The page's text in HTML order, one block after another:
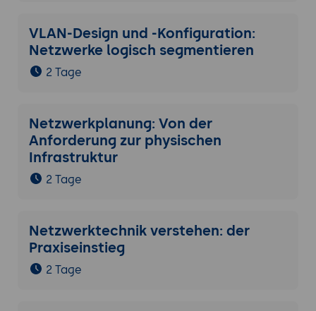
VLAN-Design und -Konfiguration:
Netzwerke logisch segmentieren
2 Tage
Netzwerkplanung: Von der
Anforderung zur physischen
Infrastruktur
2 Tage
Netzwerktechnik verstehen: der
Praxiseinstieg
2 Tage